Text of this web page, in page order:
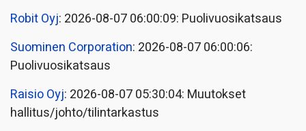
Robit Oyj: 2026-08-07 06:00:09: Puolivuosikatsaus
Suominen Corporation: 2026-08-07 06:00:06:
Puolivuosikatsaus
Raisio Oyj: 2026-08-07 05:30:04: Muutokset
hallitus/johto/tilintarkastus